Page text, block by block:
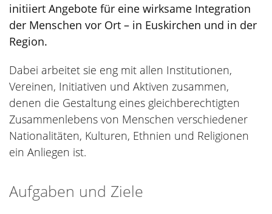
initiiert Angebote für eine wirksame Integration
der Menschen vor Ort – in Euskirchen und in der
Region.
Dabei arbeitet sie eng mit allen Institutionen,
Vereinen, Initiativen und Aktiven zusammen,
denen die Gestaltung eines gleichberechtigten
Zusammenlebens von Menschen verschiedener
Nationalitäten, Kulturen, Ethnien und Religionen
ein Anliegen ist.
Aufgaben und Ziele